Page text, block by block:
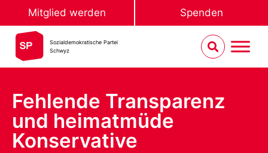
Mitglied werden Spenden
Sozialdemokratische Partei
Schwyz
Fehlende Transparenz
und heimatmüde
Konservative